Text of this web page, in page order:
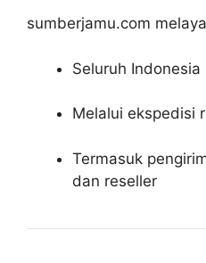
sumberjamu.com
Seluruh Indonesia
Melalui ekspedisi
Termasuk
dan reseller